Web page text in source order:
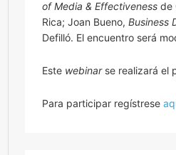
of Media & Effectiveness de
Rica; Joan Bueno, Business
Defilló. El encuentro será
Este webinarse realizará el
Para participar regístrese